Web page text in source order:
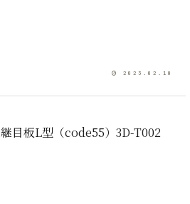
2023.02.10
継目板L型（code55）3D-T002